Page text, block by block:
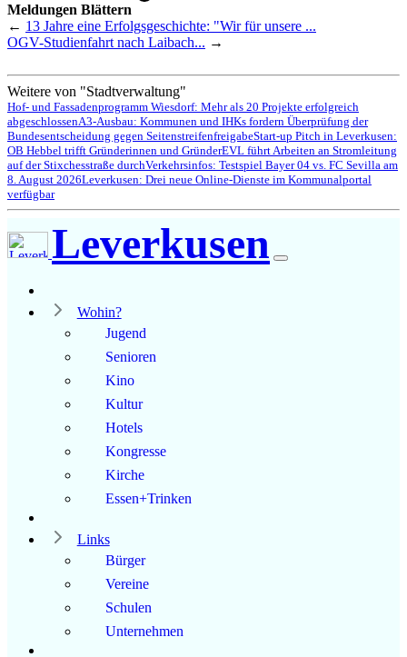
Meldungen Blättern
← 13 Jahre eine Erfolgsgeschichte: "Wir für unsere ...
OGV-Studienfahrt nach Laibach... →
Weitere von "Stadtverwaltung"
Hof- und Fassadenprogramm Wiesdorf: Mehr als 20 Projekte erfolgreich
abgeschlossenA3-Ausbau: Kommunen und IHKs fordern Überprüfung der
Bundesentscheidung gegen SeitenstreifenfreigabeStart-up Pitch in Leverkusen:
OB Hebbel trifft Gründerinnen und GründerEVL führt Arbeiten an Stromleitung
auf der Stixchesstraße durchVerkehrsinfos: Testspiel Bayer 04 vs. FC Sevilla am
8. August 2026Leverkusen: Drei neue Online-Dienste im Kommunalportal
verfügbar
Leverkusen
Wohin?
Jugend
Senioren
Kino
Kultur
Hotels
Kongresse
Kirche
Essen+Trinken
Links
Bürger
Vereine
Schulen
Unternehmen